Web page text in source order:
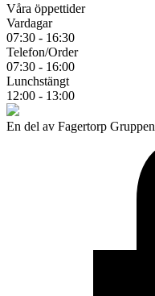
Våra öppettider
Vardagar
07:30 - 16:30
Telefon/Order
07:30 - 16:00
Lunchstängt
12:00 - 13:00
En del av Fagertorp Gruppen